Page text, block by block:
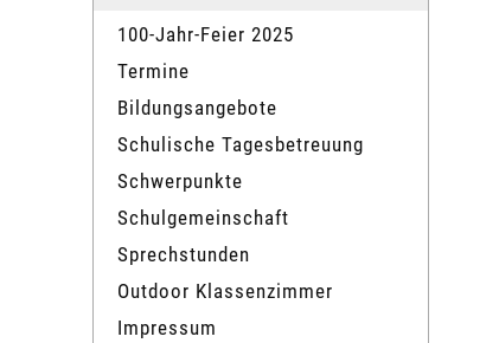
100-Jahr-Feier 2025
Termine
Bildungsangebote
Schulische Tagesbetreuung
Schwerpunkte
Schulgemeinschaft
Sprechstunden
Outdoor Klassenzimmer
Impressum